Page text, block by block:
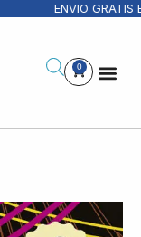
ENVIO GRATIS
0